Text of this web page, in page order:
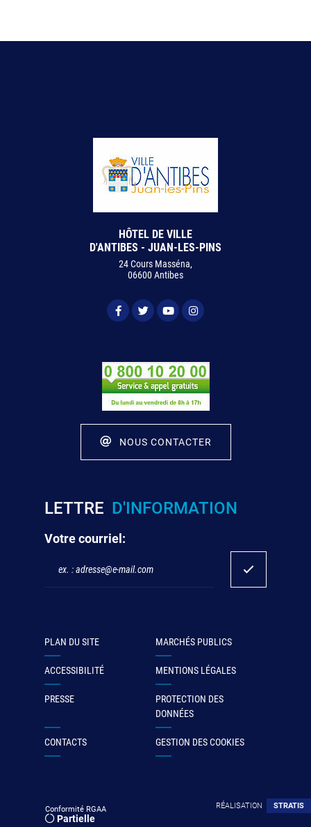
HÔTEL DE VILLE
D'ANTIBES - JUAN-LES-PINS
24 Cours Masséna,
06600 Antibes
NOUS CONTACTER
LETTRE D'INFORMATION
Votre courriel:
PLAN DU SITE MARCHÉS PUBLICS
ACCESSIBILITÉ MENTIONS LÉGALES
PRESSE
PROTECTION DES
DONNÉES
CONTACTS GESTION DES COOKIES
Conformité RGAA
Partielle
RÉALISATION STRATIS